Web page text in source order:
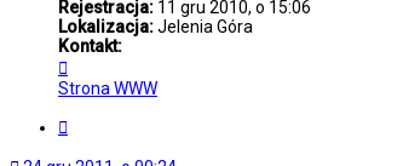
Rejestracja: 11 gru 2010, o 15:06
Lokalizacja:Jelenia Góra
Kontakt:
się
z
Strona WWW